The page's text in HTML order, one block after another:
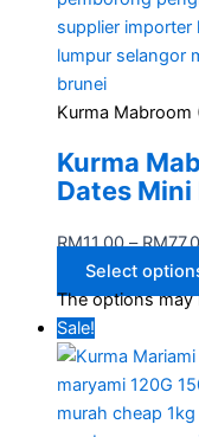
Kurma Mabroom
Kurma
Dates Mini
RM11.00 – RM
Select
The options
Sale!